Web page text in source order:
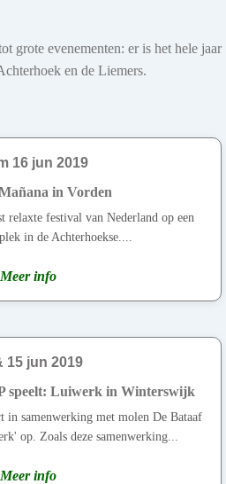
grote evenementen: er is het hele jaar
en de Liemers.
16 jun 2019
in Vorden
relaxte festival van Nederland op een
in de Achterhoekse....
Meer info
15 jun 2019
speelt: Luiwerk in Winterswijk
in samenwerking met molen De Bataaf
op. Zoals deze samenwerking...
Meer info